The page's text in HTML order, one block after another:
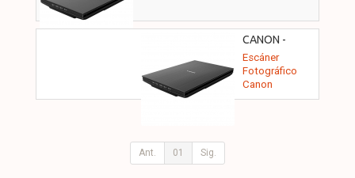
CANON -
2996C010
Escáner
Fotográfico
Canon
CanoScan LiDE
Ant. 01 Sig.